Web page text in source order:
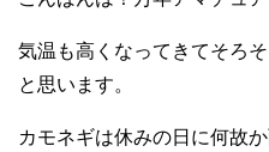
気温も高くなってきてそろ
と思います。
カモネギは休みの日に何故